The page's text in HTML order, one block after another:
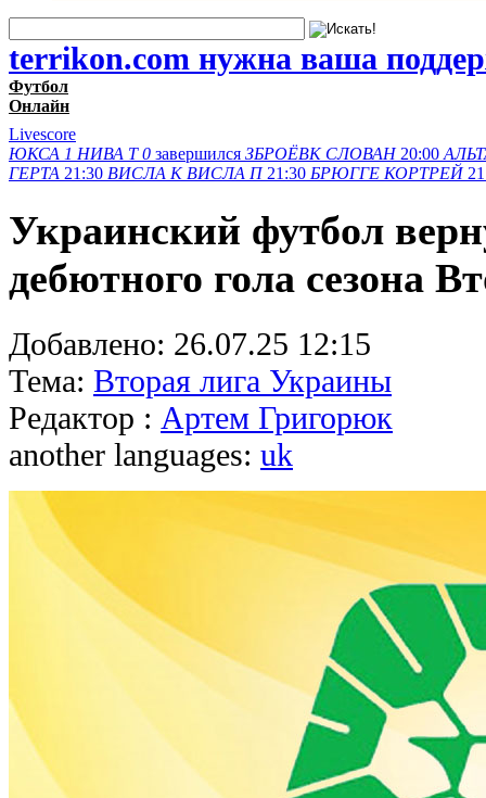
terrikon.com нужна ваша
Футбол
Онлайн
Livescore
ЮКСА 1 НИВА Т 0 завершился ЗБРОЁВК СЛОВАН 20:00
ГЕРТА 21:30 ВИСЛА K ВИСЛА П 21:30 БРЮГГЕ КОРТРЕЙ
Украинский футбол
дебютного гола сезона
Добавлено: 26.07.25 12:15
Тема: Вторая лига Украины
Редактор : Артем Григорюк
another languages: uk